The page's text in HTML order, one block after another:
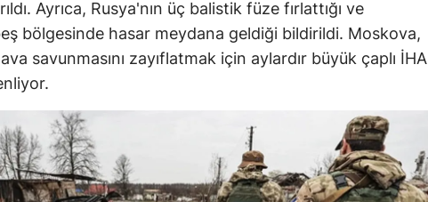
Edirne
Elazığ
Erzincan
Eskişehir
Ayrıca, Rusya'nın üç balistik füze fırlattığı ve
bölgesinde hasar meydana geldiği bildirildi. Moskova,
savunmasını zayıflatmak için aylardır büyük çaplı İHA